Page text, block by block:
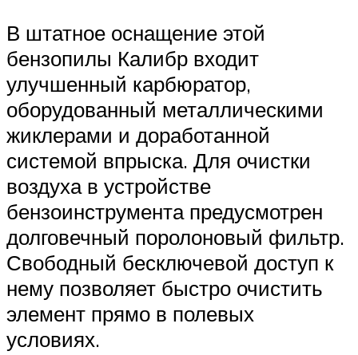
В штатное оснащение этой
бензопилы Калибр входит
улучшенный карбюратор,
оборудованный металлическими
жиклерами и доработанной
системой впрыска. Для очистки
воздуха в устройстве
бензоинструмента предусмотрен
долговечный поролоновый фильтр.
Свободный бесключевой доступ к
нему позволяет быстро очистить
элемент прямо в полевых
условиях.